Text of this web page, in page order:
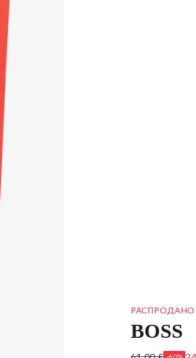
РАСПРОДАНО
BOSS